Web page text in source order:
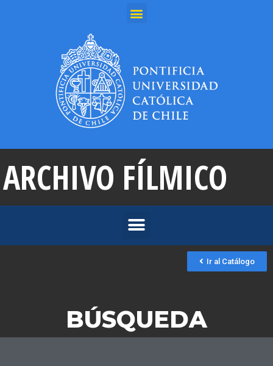
ARCHIVO FÍLMICO
Ir al Catálogo
BÚSQUEDA